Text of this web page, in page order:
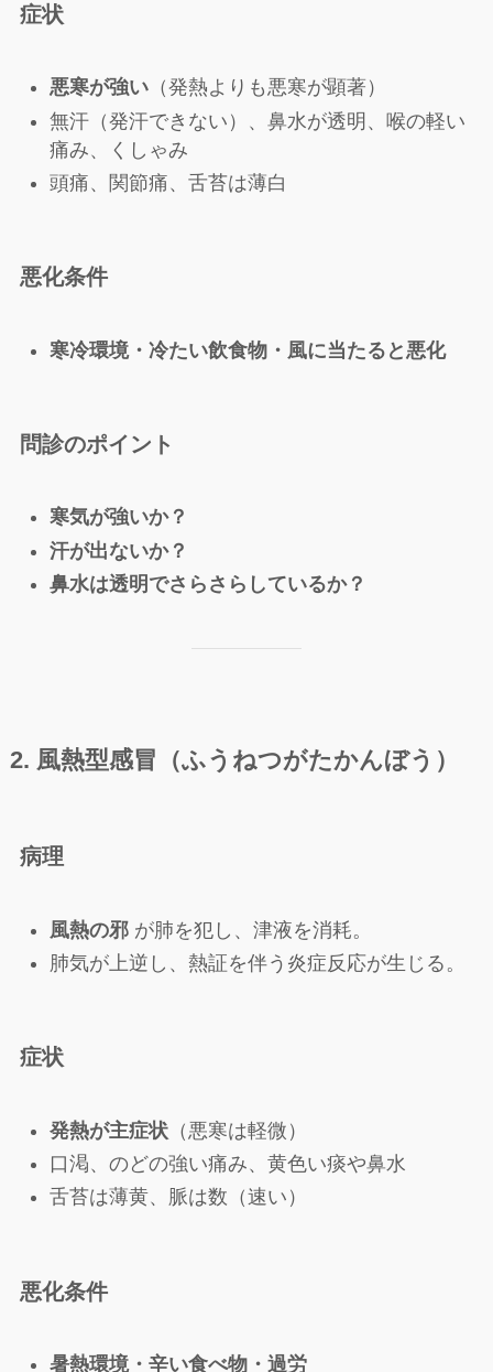
症状
悪寒が強い（発熱よりも悪寒が顕著）
無汗（発汗できない）、鼻水が透明、喉の軽い
痛み、くしゃみ
頭痛、関節痛、舌苔は薄白
悪化条件
寒冷環境・冷たい飲食物・風に当たると悪化
問診のポイント
寒気が強いか？
汗が出ないか？
鼻水は透明でさらさらしているか？
2. 風熱型感冒（ふうねつがたかんぼう）
病理
風熱の邪が肺を犯し、津液を消耗。
肺気が上逆し、熱証を伴う炎症反応が生じる。
症状
発熱が主症状（悪寒は軽微）
口渇、のどの強い痛み、黄色い痰や鼻水
舌苔は薄黄、脈は数（速い）
悪化条件
暑熱環境・辛い食べ物・過労